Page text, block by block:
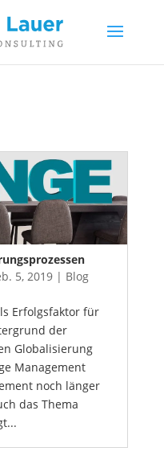
5, 2019| Blog
Erfolgsfaktor für
der
Globalisierung
Management
noch länger
das Thema